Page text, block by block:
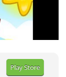
Play Store